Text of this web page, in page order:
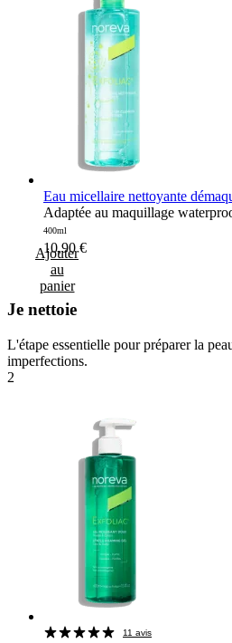
Eau micellaire nettoyante
Adaptée au maquillage
400ml
10,90€
Ajouter
au
panier
Je nettoie
L'étape essentielle pour préparer la
imperfections.
2
11 avis